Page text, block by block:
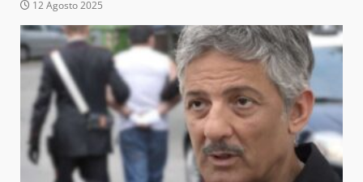
12 Agosto 2025